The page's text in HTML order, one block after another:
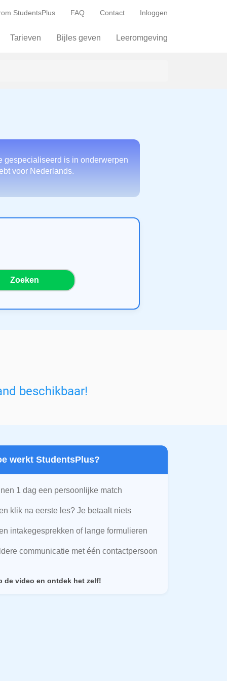
StudentsPlus FAQ Contact Inloggen
Tarieven Bijles geven Leeromgeving
gespecialiseerd is in onderwerpen
voor Nederlands.
Zoeken
beschikbaar!
werkt StudentsPlus?
1 dag een persoonlijke match
klik na eerste les? Je betaalt niets
intakegesprekken of lange formulieren
communicatie met één contactpersoon
de video en ontdek het zelf!